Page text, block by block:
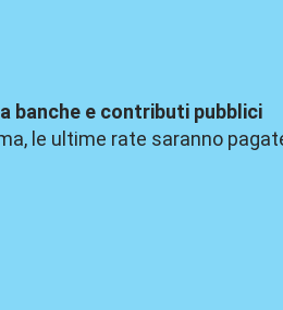
banche e contributi pubblici
le ultime rate saranno